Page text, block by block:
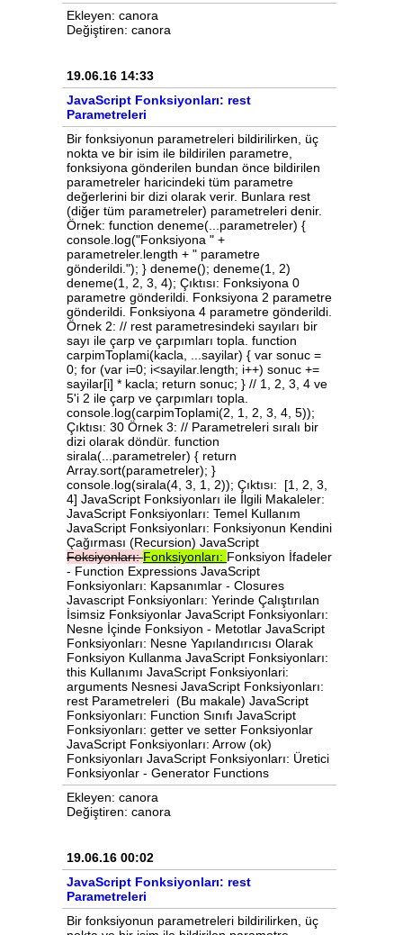
Ekleyen: canora
Değiştiren: canora
19.06.16 14:33
JavaScript Fonksiyonları: rest
Parametreleri
Bir fonksiyonun parametreleri bildirilirken, üç
nokta ve bir isim ile bildirilen parametre,
fonksiyona gönderilen bundan önce bildirilen
parametreler haricindeki tüm parametre
değerlerini bir dizi olarak verir. Bunlara rest
(diğer tüm parametreler) parametreleri denir.
Örnek: function deneme(...parametreler) {
console.log("Fonksiyona " +
parametreler.length + " parametre
gönderildi."); } deneme(); deneme(1, 2)
deneme(1, 2, 3, 4); Çıktısı: Fonksiyona 0
parametre gönderildi. Fonksiyona 2 parametre
gönderildi. Fonksiyona 4 parametre gönderildi.
Örnek 2: // rest parametresindeki sayıları bir
sayı ile çarp ve çarpımları topla. function
carpimToplami(kacla, ...sayilar) { var sonuc =
0; for (var i=0; i<sayilar.length; i++) sonuc +=
sayilar[i] * kacla; return sonuc; } // 1, 2, 3, 4 ve
5'i 2 ile çarp ve çarpımları topla.
console.log(carpimToplami(2, 1, 2, 3, 4, 5));
Çıktısı: 30 Örnek 3: // Parametreleri sıralı bir
dizi olarak döndür. function
sirala(...parametreler) { return
Array.sort(parametreler); }
console.log(sirala(4, 3, 1, 2)); Çıktısı: [1, 2, 3,
4] JavaScript Fonksiyonları ile İlgili Makaleler:
JavaScript Fonksiyonları: Temel Kullanım
JavaScript Fonksiyonları: Fonksiyonun Kendini
Çağırması (Recursion) JavaScript
Foksiyonları:Fonksiyonları: Fonksiyon İfadeler
- Function Expressions JavaScript
Fonksiyonları: Kapsanımlar - Closures
Javascript Fonksiyonları: Yerinde Çalıştırılan
İsimsiz Fonksiyonlar JavaScript Fonksiyonları:
Nesne İçinde Fonksiyon - Metotlar JavaScript
Fonksiyonları: Nesne Yapılandırıcısı Olarak
Fonksiyon Kullanma JavaScript Fonksiyonları:
this Kullanımı JavaScript Fonksiyonlari:
arguments Nesnesi JavaScript Fonksiyonları:
rest Parametreleri (Bu makale) JavaScript
Fonksiyonları: Function Sınıfı JavaScript
Fonksiyonları: getter ve setter Fonksiyonlar
JavaScript Fonksiyonları: Arrow (ok)
Fonksiyonları JavaScript Fonksiyonları: Üretici
Fonksiyonlar - Generator Functions
Ekleyen: canora
Değiştiren: canora
19.06.16 00:02
JavaScript Fonksiyonları: rest
Parametreleri
Bir fonksiyonun parametreleri bildirilirken, üç